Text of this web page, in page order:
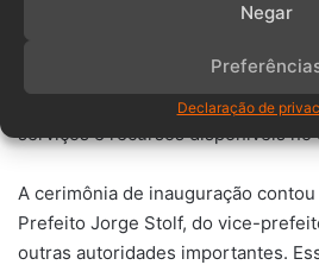
Negar
Declaração de
O APOIA RDC está localizado na
(esquina do Hospital Dom Bosco),
Essa localização estratégica
moradores, permitindo que eles se
serviços e recursos disponíveis no
A cerimônia de inauguração
Prefeito Jorge Stolf, do vice-
outras autoridades importantes.